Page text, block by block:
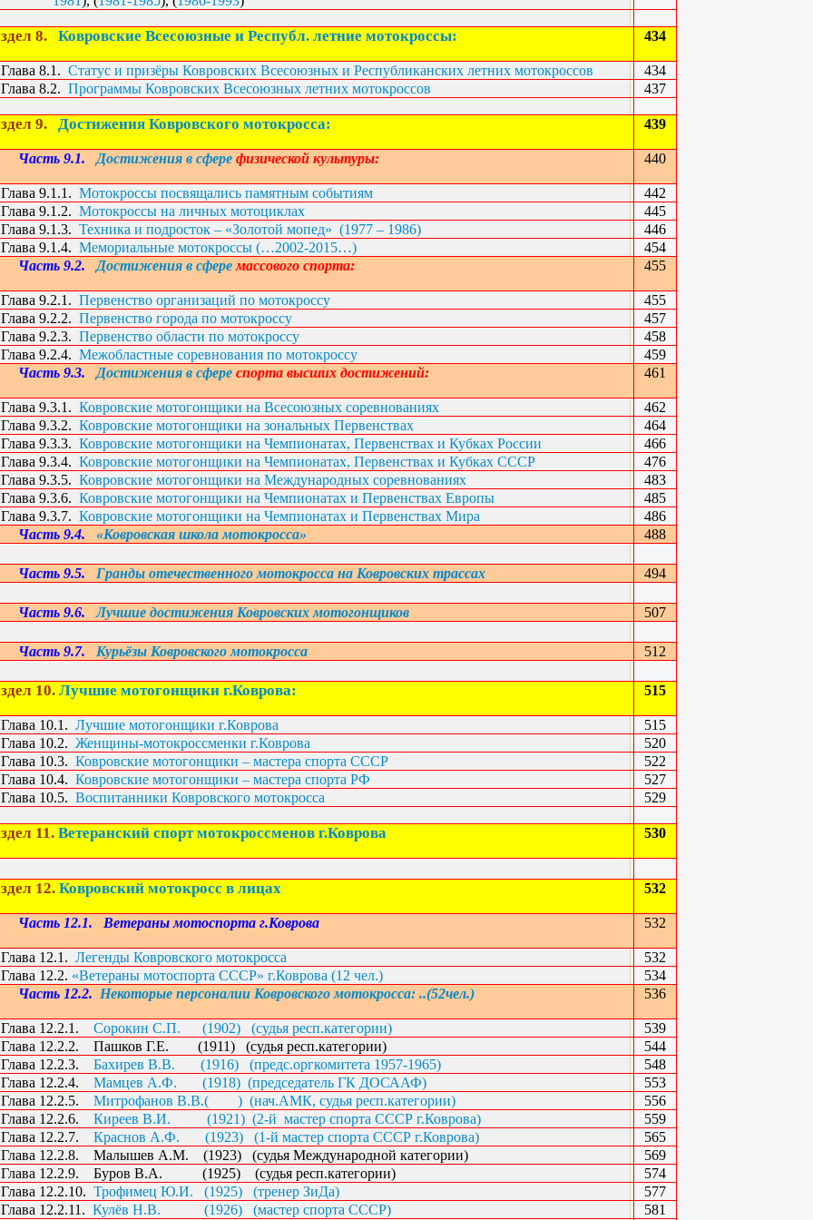
8. Ковровские Всесоюзные и Республ. летние мотокроссы: 434
Глава 8.1. Статус и призёры Ковровских Всесоюзных и Республиканских летних мотокроссов
434
Глава 8.2. Программы Ковровских Всесоюзных летних мотокроссов 437
9. Достижения Ковровского мотокросса: 439
Часть 9.1. Достижения в сфере физической культуры: 440
Глава 9.1.1. Мотокроссы посвящались памятным событиям
442
Глава 9.1.2. Мотокроссы на личных мотоциклах
445
Глава 9.1.3. Техника и подросток – «Золотой мопед» (1977 – 1986)
446
Глава 9.1.4. Мемориальные мотокроссы (…2002-2015…)
454
Часть 9.2.
Достижения в сферемассового спорта: 455
Глава 9.2.1. Первенство организаций по мотокроссу
455
Глава 9.2.2. Первенство города по мотокроссу
457
Глава 9.2.3. Первенство области по мотокроссу
458
Глава 9.2.4. Межобластные соревнования по мотокроссу
459
Часть 9.3.
Достижения в сфере спорта высших достижений: 461
Глава 9.3.1. Ковровские мотогонщики на Всесоюзных соревнованиях
462
Глава 9.3.2. Ковровские мотогонщики на зональныхПервенствах
464
Глава 9.3.3. Ковровские мотогонщики на Чемпионатах,Первенствах и Кубках России
466
Глава 9.3.4. Ковровские мотогонщики на Чемпионатах,Первенствах и Кубках СССР
476
Глава 9.3.5. Ковровские мотогонщики на Международных соревнованиях
483
Глава 9.3.6. Ковровские мотогонщики на Чемпионатах иПервенствах Европы
485
Глава 9.3.7. Ковровские мотогонщики на Чемпионатах иПервенствах Мира
486
Часть 9.4.
«Ковровская школа мотокросса» 488
Часть 9.5. Гранды отечественного мотокросса на Ковровских трассах 494
Часть 9.6. Лучшие достижения Ковровских мотогонщиков 507
Часть 9.7. Курьёзы Ковровского мотокросса 512
10. Лучшие мотогонщики г.Коврова: 515
Глава 10.1. Лучшие мотогонщики г.Коврова
515
Глава 10.2. Женщины-мотокроссменки г.Коврова
520
Глава 10.3. Ковровские мотогонщики – мастера спорта СССР
522
Глава 10.4. Ковровские мотогонщики – мастера спорта РФ
527
Глава 10.5. Воспитанники Ковровского мотокросса 529
11. Ветеранский спорт мотокроссменов г.Коврова 530
12. Ковровский мотокросс в лицах 532
Часть 12.1. Ветераны мотоспорта г.Коврова 532
Глава 12.1. Легенды Ковровского мотокросса
532
Глава 12.2. «Ветераны мотоспорта СССР» г.Коврова (12 чел.)
534
Часть 12.2. Некоторые персоналии Ковровского мотокросса: ..(52чел.) 536
Глава 12.2.1. Сорокин С.П. (1902) (судья респ.категории)
539
Глава 12.2.2.
Пашков Г.Е. (1911) (судья респ.категории)
544
Глава 12.2.3.
Бахирев В.В. (1916) (предс.оргкомитета 1957-1965)
548
Глава 12.2.4.
Мамцев А.Ф. (1918) (председатель ГК ДОСААФ)
553
Глава 12.2.5.
Митрофанов В.В.( ) (нач.АМК, судья респ.категории)
556
Глава 12.2.6.
Киреев В.И. (1921) (2-й мастер спорта СССР г.Коврова)
559
Глава 12.2.7.
Краснов А.Ф. (1923) (1-й мастер спорта СССР г.Коврова)
565
Глава 12.2.8.
Малышев А.М. (1923) (судья Международной категории)
569
Глава 12.2.9.
Буров В.А. (1925) (судья респ.категории)
574
Глава 12.2.10. Трофимец Ю.И. (1925) (тренер ЗиДа)
577
Глава 12.2.11. Кулёв Н.В. (1926) (мастер спорта СССР)
581